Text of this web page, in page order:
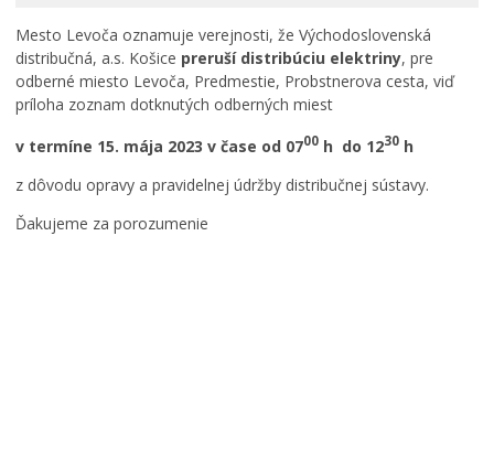
Mesto Levoča oznamuje verejnosti, že Východoslovenská
distribučná, a.s. Košice preruší distribúciu elektriny, pre
odberné miesto Levoča, Predmestie, Probstnerova cesta, viď
príloha zoznam dotknutých odberných miest
v termíne 15. mája 2023 v čase od 0700 h do 1230 h
z dôvodu opravy a pravidelnej údržby distribučnej sústavy.
Ďakujeme za porozumenie